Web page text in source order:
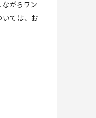
がらワン
いては、お